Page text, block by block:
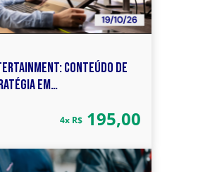
CONTEÚDO DE
EM
4x R$195,00